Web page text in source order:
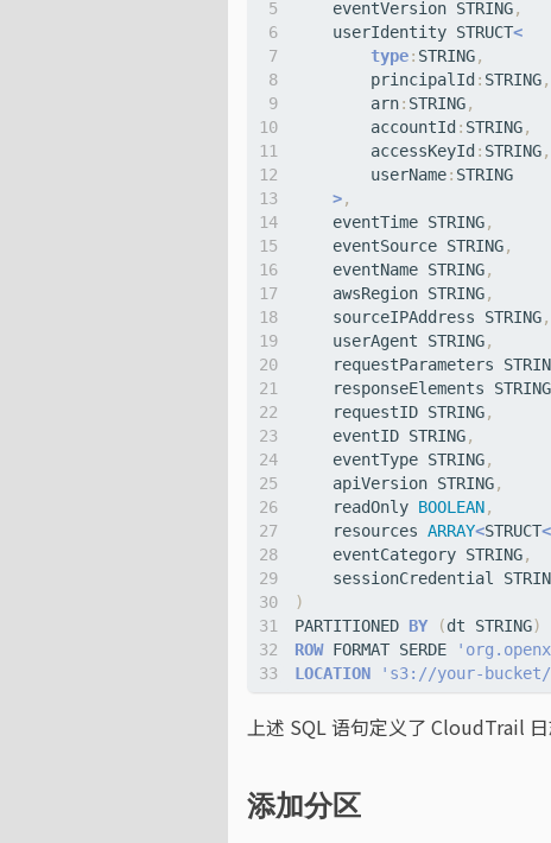
6
7
8
9
10
11
14
16
17
18
19
20
21
24
26
27
28
29
30
31
eventVersion STRING,
userIdentity STRUCT<
type: STRING,
principalId : STRING,
arn: STRING,
accountId : STRING,
accessKeyId : STRING,
userName: STRING
>,
eventTime STRING,
eventSource STRING,
eventName STRING,
awsRegion STRING,
sourceIPAddress
STRING,
userAgent
STRING,
requestParameters
responseElements
STRING
requestID STRING,
eventID STRING,
eventType STRING,
apiVersion STRING,
readOnly BOOLEAN,
resources ARRAY<STRUCT<
eventCategory STRING,
sessionCredential
)
PARTITIONED BY (dt STRING)
ROW FORMAT SERDE
LOCATION
's3://your-
上述 SQL 语句定义了 CloudTrail
添加分区